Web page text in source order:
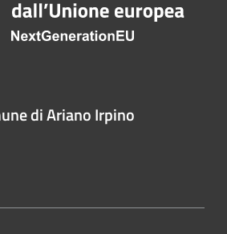
di Ariano Irpino